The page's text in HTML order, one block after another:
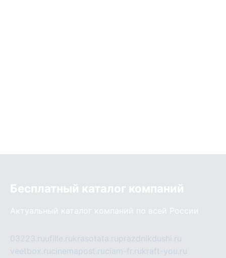
Бесплатный каталог компаний
Актуальный каталог компаний по всей России
03223.ruufille.rukrasotata.ruprazdnikdushi.ru
veetbox.rucinemapost.ruciam-fr.rukraft-you.ru